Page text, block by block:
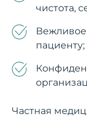
чистота,
пациенту;
Частная